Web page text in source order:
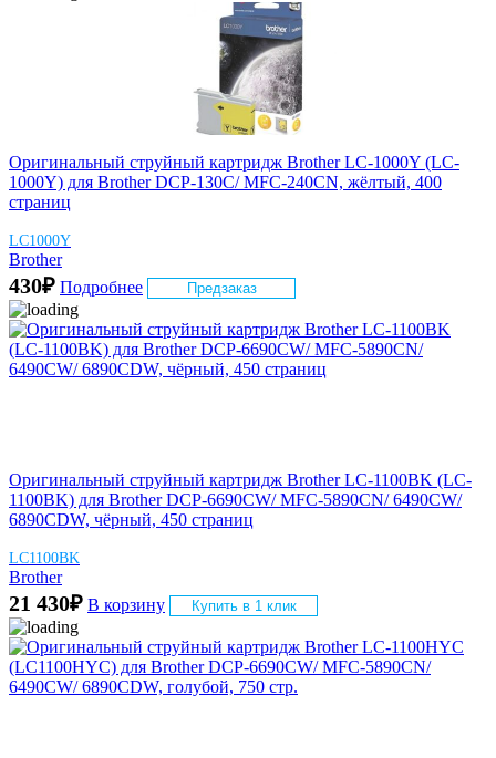
Оригинальный струйный картридж Brother LC-1000Y (LC-
1000Y) для Brother DCP-130C/ MFC-240CN, жёлтый, 400
страниц
LC1000Y
Brother
430₽ Подробнее Предзаказ
Оригинальный струйный картридж Brother LC-1100BK (LC-
1100BK) для Brother DCP-6690CW/ MFC-5890CN/ 6490CW/
6890CDW, чёрный, 450 страниц
LC1100BK
Brother
21 430₽ В корзину Купить в 1 клик